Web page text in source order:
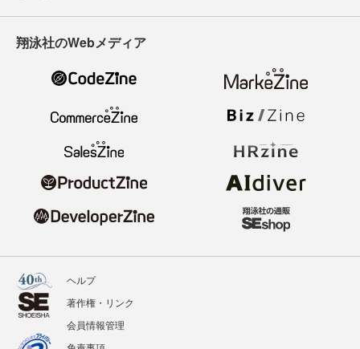
翔泳社のWebメディア
ヘルプ
著作権・リンク
会員情報管理